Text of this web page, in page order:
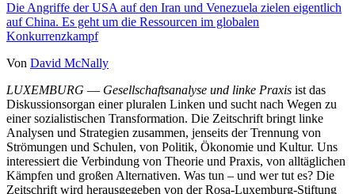
Die Angriffe der USA auf den Iran und Venezuela zielen eigentlich
auf China. Es geht um die Ressourcen im globalen
Konkurrenzkampf
Von David McNally
LUXEMBURG — Gesellschaftsanalyse und linke Praxis ist das
Diskussionsorgan einer pluralen Linken und sucht nach Wegen zu
einer sozialistischen Transformation. Die Zeitschrift bringt linke
Analysen und Strategien zusammen, jenseits der Trennung von
Strömungen und Schulen, von Politik, Ökonomie und Kultur. Uns
interessiert die Verbindung von Theorie und Praxis, von alltäglichen
Kämpfen und großen Alternativen. Was tun – und wer tut es? Die
Zeitschrift wird herausgegeben von der Rosa-Luxemburg-Stiftung